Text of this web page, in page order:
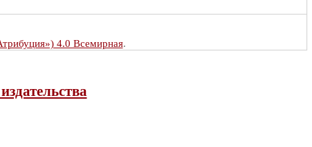
4.0 Всемирная.